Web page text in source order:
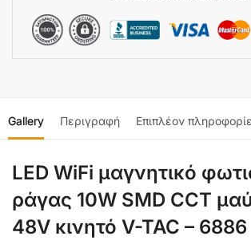
Gallery Περιγραφή Επιπλέον
LED WiFi μαγνητικό
ράγας 10W SMD CCT
48V κινητό V-TAC – 6886